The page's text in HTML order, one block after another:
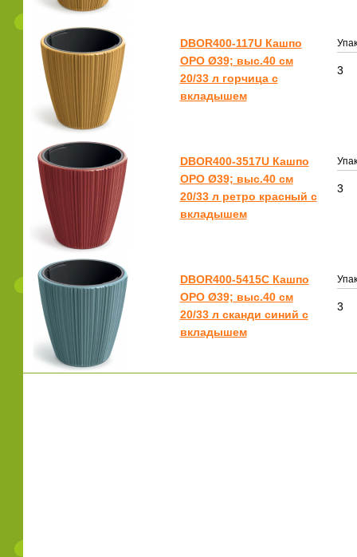
DBOR400-117U Кашпо
ОРО Ø39; выс.40 см
20/33 л горчица с
вкладышем
3
DBOR400-3517U Кашпо
ОРО Ø39; выс.40 см
20/33 л ретро красный с
вкладышем
3
DBOR400-5415C Кашпо
ОРО Ø39; выс.40 см
20/33 л сканди синий с
вкладышем
3